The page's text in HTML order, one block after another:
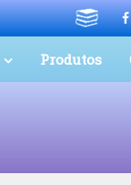
Produtos